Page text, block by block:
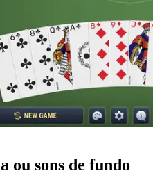
ou sons de fundo